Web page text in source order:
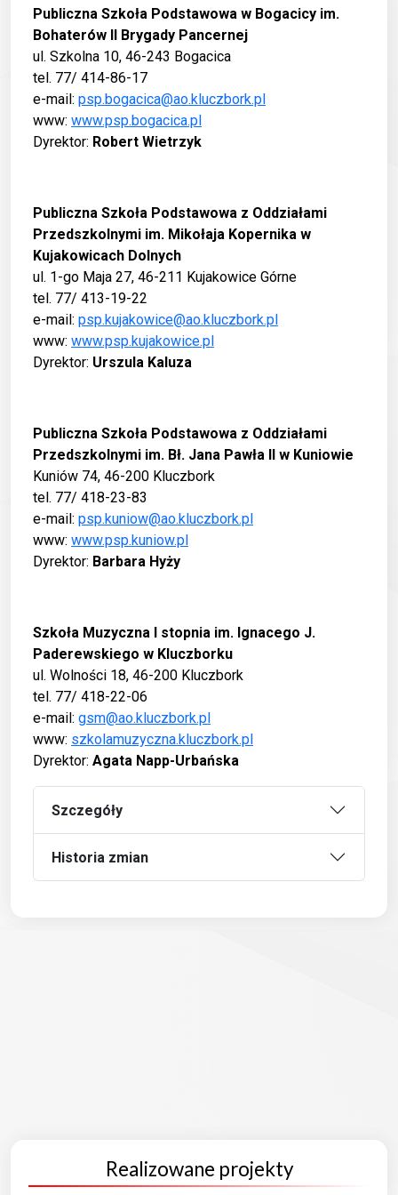
Realizowane projekty
Publiczna Szkoła Podstawowa w Bogacicy im.
Bohaterów II Brygady Pancernej
ul. Szkolna 10, 46-243 Bogacica
tel. 77/ 414-86-17
e-mail: psp.bogacica@ao.kluczbork.pl
www: www.psp.bogacica.pl
Dyrektor: Robert Wietrzyk
Publiczna Szkoła Podstawowa z Oddziałami
Przedszkolnymi im. Mikołaja Kopernika w
Kujakowicach Dolnych
ul. 1-go Maja 27, 46-211 Kujakowice Górne
tel. 77/ 413-19-22
e-mail: psp.kujakowice@ao.kluczbork.pl
www: www.psp.kujakowice.pl
Dyrektor: Urszula Kaluza
Publiczna Szkoła Podstawowa z Oddziałami
Przedszkolnymi im. Bł. Jana Pawła II w Kuniowie
Kuniów 74, 46-200 Kluczbork
tel. 77/ 418-23-83
e-mail: psp.kuniow@ao.kluczbork.pl
www: www.psp.kuniow.pl
Dyrektor: Barbara Hyży
Szkoła Muzyczna I stopnia im. Ignacego J.
Paderewskiego w Kluczborku
ul. Wolności 18, 46-200 Kluczbork
tel. 77/ 418-22-06
e-mail: gsm@ao.kluczbork.pl
www: szkolamuzyczna.kluczbork.pl
Dyrektor: Agata Napp-Urbańska
Szczegóły
Historia zmian